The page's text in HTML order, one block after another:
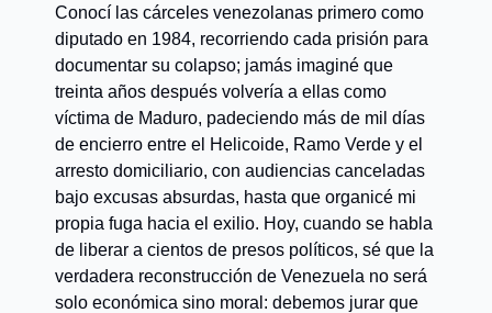
Conocí las cárceles venezolanas primero como
diputado en 1984, recorriendo cada prisión para
documentar su colapso; jamás imaginé que
treinta años después volvería a ellas como
víctima de Maduro, padeciendo más de mil días
de encierro entre el Helicoide, Ramo Verde y el
arresto domiciliario, con audiencias canceladas
bajo excusas absurdas, hasta que organicé mi
propia fuga hacia el exilio. Hoy, cuando se habla
de liberar a cientos de presos políticos, sé que la
verdadera reconstrucción de Venezuela no será
solo económica sino moral: debemos jurar que